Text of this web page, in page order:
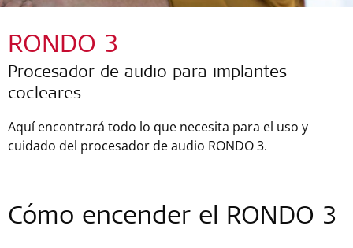
RONDO 3
Procesador de audio para implantes
cocleares
Aquí encontrará todo lo que necesita para el uso y
cuidado del procesador de audio RONDO 3.
Cómo encender el RONDO 3